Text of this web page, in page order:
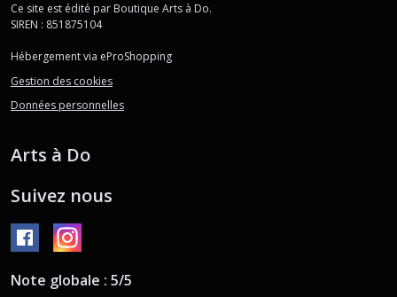
Ce site est édité par Boutique Arts à Do.
SIREN : 851875104
Hébergement via eProShopping
Gestion des cookies
Données personnelles
Arts à Do
Suivez nous
Note globale : 5/5